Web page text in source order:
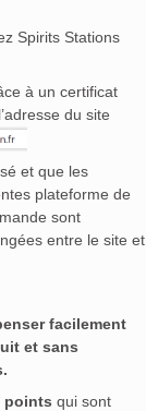
Spirits Stations
à un certificat
du site
et que les
plateforme de
sont
entre le site et
facilement
et sans
points qui sont